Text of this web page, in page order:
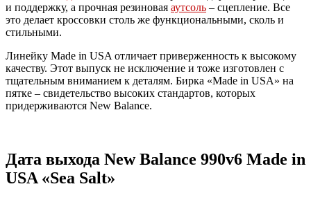
и поддержку, а прочная резиновая аутсоль – сцепление. Все
это делает кроссовки столь же функциональными, сколь и
стильными.
Линейку Made in USA отличает приверженность к высокому
качеству. Этот выпуск не исключение и тоже изготовлен ​​с
тщательным вниманием к деталям. Бирка «Made in USA» на
пятке – свидетельство высоких стандартов, которых
придерживаются New Balance.
Дата выхода New Balance 990v6 Made in
USA «Sea Salt»